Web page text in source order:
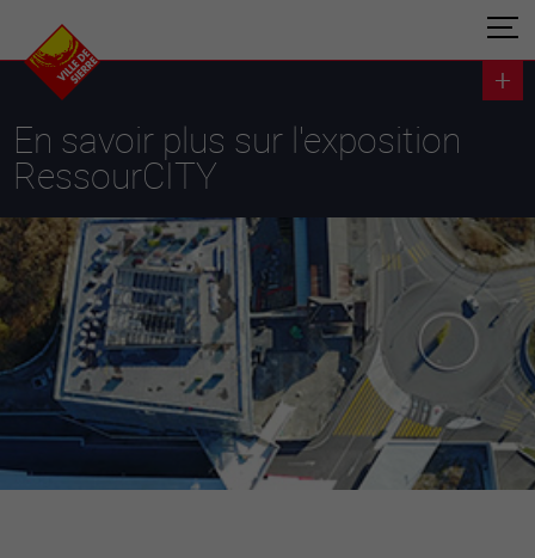
En savoir plus sur l'exposition
RessourCITY